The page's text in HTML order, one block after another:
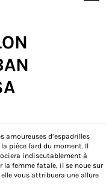
amoureuses d’espadrilles
pièce fard du moment. Il
indiscutablement à
la femme fatale, il se noue sur
vous attribuera une allure